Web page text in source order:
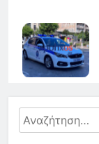
Αναζήτηση
για: